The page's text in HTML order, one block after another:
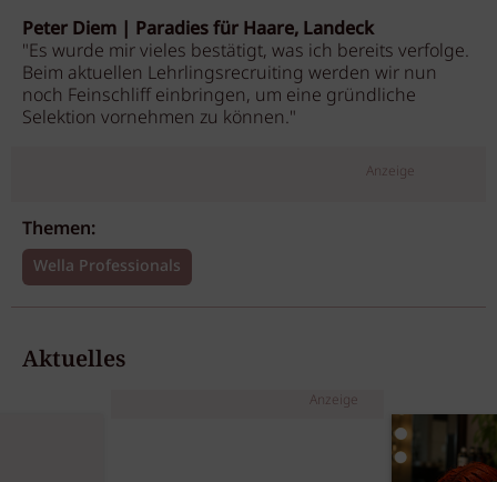
Peter Diem | Paradies für Haare, Landeck
"Es wurde mir vieles bestätigt, was ich bereits verfolge.
Beim aktuellen Lehrlingsrecruiting werden wir nun
noch Feinschliff einbringen, um eine gründliche
Selektion vornehmen zu können."
Anzeige
Themen:
Wella Professionals
Aktuelles
Anzeige